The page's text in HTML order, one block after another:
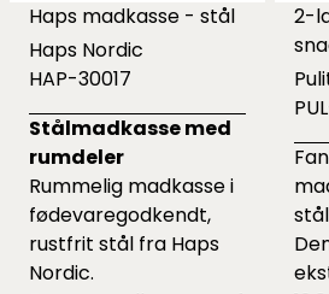
Haps madkasse - stål
Haps Nordic
HAP-30017
Stålmadkasse med
rumdeler
Rummelig madkasse i
fødevaregodkendt,
rustfrit stål fra Haps
Nordic.
2-